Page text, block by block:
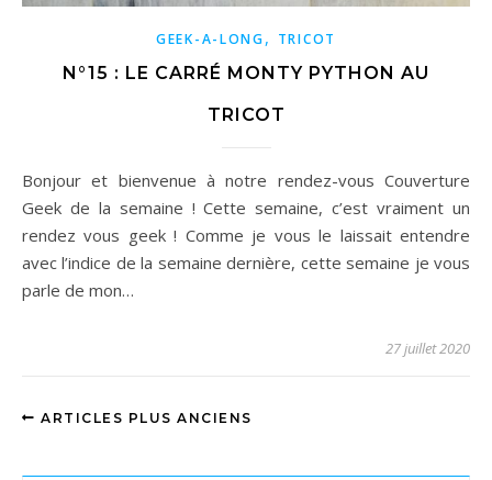
GEEK-A-LONG, TRICOT
N°15 : LE CARRÉ MONTY PYTHON AU
TRICOT
Bonjour et bienvenue à notre rendez-vous Couverture
Geek de la semaine ! Cette semaine, c’est vraiment un
rendez vous geek ! Comme je vous le laissait entendre
avec l’indice de la semaine dernière, cette semaine je vous
parle de mon…
27 juillet 2020
ARTICLES PLUS ANCIENS